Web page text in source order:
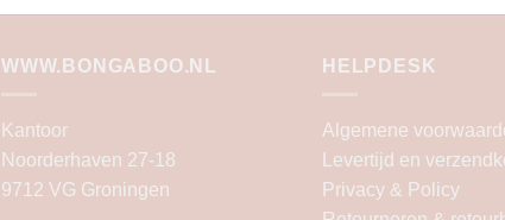
WWW.BONGABOO.NL
Kantoor
Noorderhaven 27-18
9712 VG Groningen
HELPDESK
Algemene
Levertijd en
Privacy & Policy